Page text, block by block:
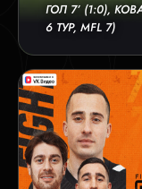
ГОЛ 7’ (1:0),
6 ТУР, MFL 7)